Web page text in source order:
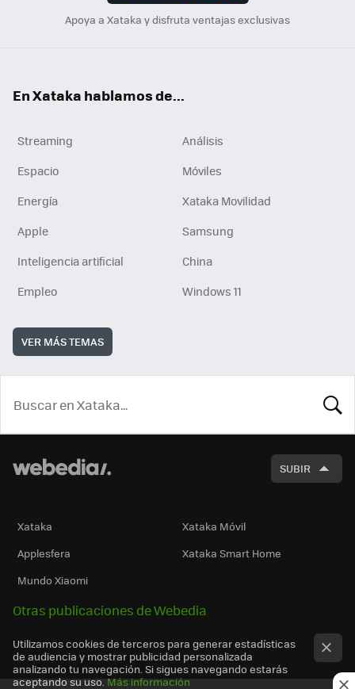
Apoya a Xataka y disfruta ventajas exclusivas
En Xataka hablamos de...
Streaming
Análisis
Espacio
Móviles
Energía
Xataka Movilidad
Apple
Samsung
Inteligencia artificial
China
Empleo
Windows 11
VER MÁS TEMAS
SUBIR
Xataka
Xataka Móvil
Applesfera
Xataka Smart Home
Mundo Xiaomi
Otras publicaciones de Webedia
Utilizamos cookies de terceros para generar estadísticas
de audiencia y mostrar publicidad personalizada
analizando tu navegación. Si sigues navegando estarás
aceptando su uso. Más información